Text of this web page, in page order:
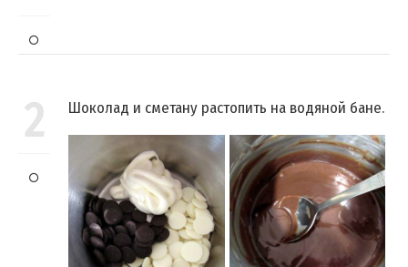
2 Шоколад и сметану растопить на водяной бане.